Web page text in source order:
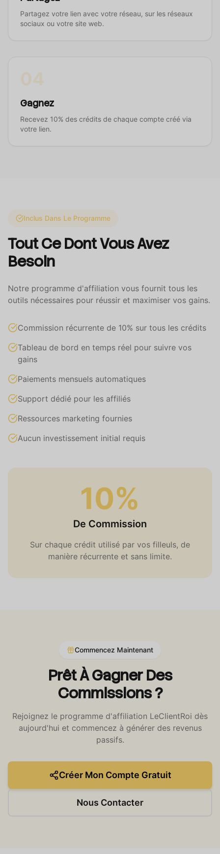
Partagez votre lien avec votre réseau, sur les réseaux
sociaux ou votre site web.
04
Gagnez
Recevez 10% des crédits de chaque compte créé via
votre lien.
Inclus Dans Le Programme
Tout Ce Dont Vous Avez
Besoin
Notre programme d'affiliation vous fournit tous les
outils nécessaires pour réussir et maximiser vos gains.
Commission récurrente de 10% sur tous les crédits
Tableau de bord en temps réel pour suivre vos
gains
Paiements mensuels automatiques
Support dédié pour les affiliés
Ressources marketing fournies
Aucun investissement initial requis
10%
De Commission
Sur chaque crédit utilisé par vos filleuls, de
manière récurrente et sans limite.
Commencez Maintenant
Prêt À Gagner Des
Commissions ?
Rejoignez le programme d'affiliation LeClientRoi dès
aujourd'hui et commencez à générer des revenus
passifs.
Créer Mon Compte Gratuit
Nous Contacter